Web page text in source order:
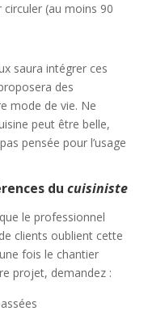
circuler (au moins 90
saura intégrer ces
des
mode de vie. Ne
peut être belle,
pensée pour l’usage
du cuisiniste
le professionnel
clients oublient cette
fois le chantier
projet, demandez :